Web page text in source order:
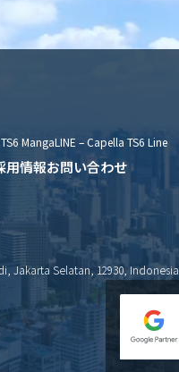
MangaLINE – Capella TS6 Line
用情報お問い合わせ
Jakarta Selatan, 12930, Indonesia